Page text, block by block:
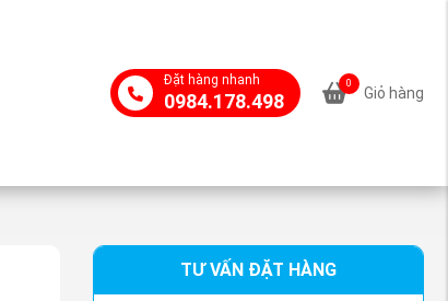
Đặt hàng nhanh
0984.178.498
0
Giỏ hàng
TƯ VẤN ĐẶT HÀNG